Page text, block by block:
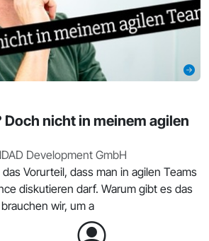
nicht in meinem agilen
Development GmbH
Vorurteil, dass man in agilen Teams
diskutieren darf. Warum gibt es das
wir, um a